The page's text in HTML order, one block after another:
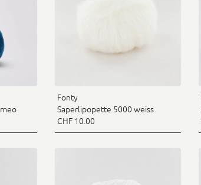
Fonty
Saperlipopette 5000 weiss
CHF 10.00